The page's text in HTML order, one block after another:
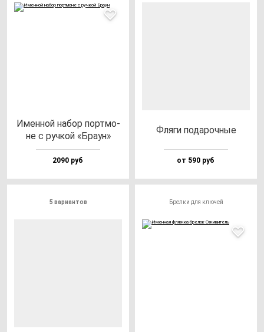
Имен­ной на­бор пор­тмо­
не с руч­кой «Бра­ун»
2090 руб
Фля­ги по­да­роч­ные
от 590 руб
5 вариантов Брелки для ключей